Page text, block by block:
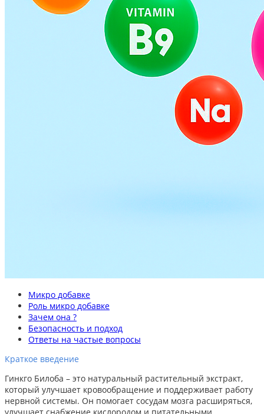
Микро добавке
Роль микро добавке
Зачем она ?
Безопасность и подход
Ответы на частые вопросы
Краткое введение
Гинкго Билоба – это натуральный растительный экстракт,
который улучшает кровообращение и поддерживает работу
нервной системы. Он помогает сосудам мозга расширяться,
улучшает снабжение кислородом и питательными